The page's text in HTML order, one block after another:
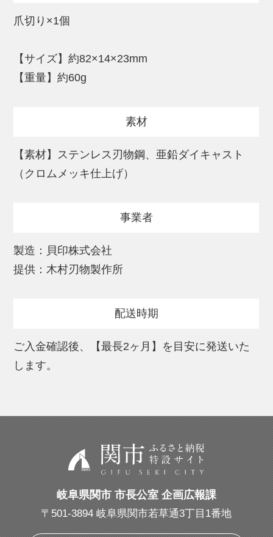
関市 / つめきり / 爪切り / 爪切 / ツメキリ /
ミング用品 / 関のつめきり / 関のグルーミン
爪
※離島には配送できません
爪切り×1個
【サイズ】約82×14×23mm
【重量】約60g
素材
【素材】ステンレス刃物鋼、亜鉛ダイキャスト
（クロムメッキ仕上げ）
事業者
製造：貝印株式会社
提供：木村刃物製作所
配送時期
ご入金確認後、【最長2ヶ月】を目安に発送いた
します。
岐阜県関市 市長公室 企画広報課
〒501-3894 岐阜県関市若草通3丁目1番地